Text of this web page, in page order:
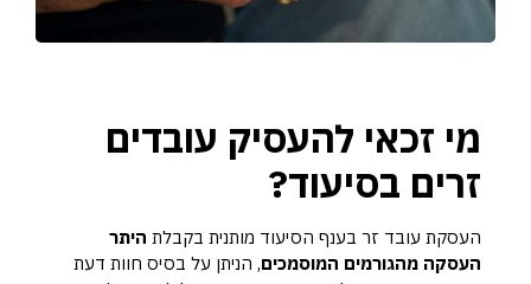
מי זכאי להעסיק עובדים
זרים בסיעוד?
העסקת עובד זר בענף הסיעוד מותנית בקבלת היתר
העסקה מהגורמים המוסמכים, הניתן על בסיס חוות דעת